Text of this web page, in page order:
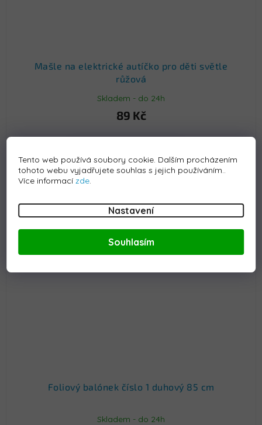
Tento web používá soubory cookie. Dalším procházením
tohoto webu vyjadřujete souhlas s jejich používáním..
Více informací zde
Nastavení
Souhlasím
Mašle na elektrické autíčko pro děti světle
růžová
Skladem - do 24h
89 Kč
Koupit
Foliový balónek číslo 1 duhový 85 cm
Skladem - do 24h